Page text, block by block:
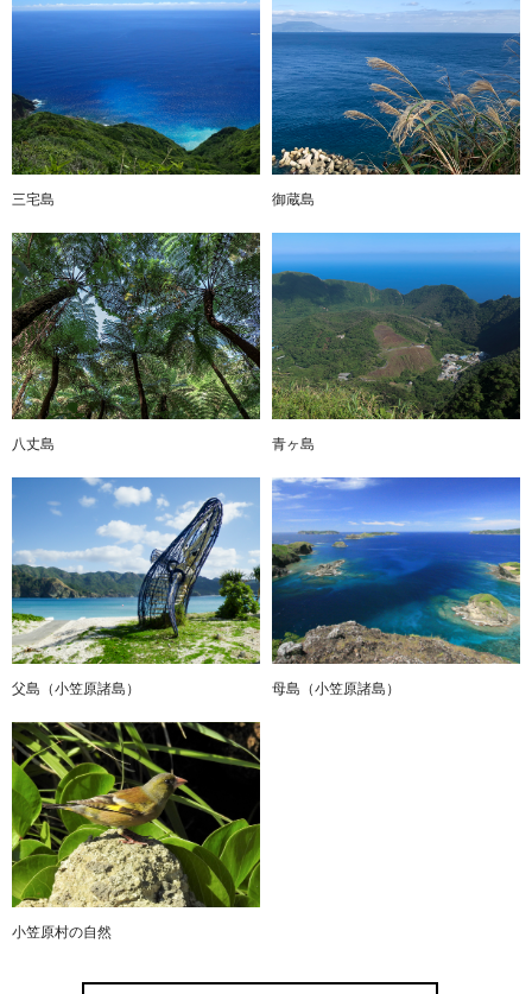
三宅島 御蔵島
八丈島 青ヶ島
父島（小笠原諸島） 母島（小笠原諸島）
小笠原村の自然